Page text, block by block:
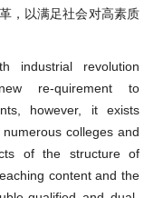
，以满足社会对高素质
industrial revolution
re-quirement to
however, it exists
colleges and
of the structure of
content and the